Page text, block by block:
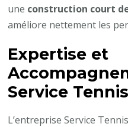
une construction court
améliore nettement les
Expertise et
Service Tennis
L’entreprise Service